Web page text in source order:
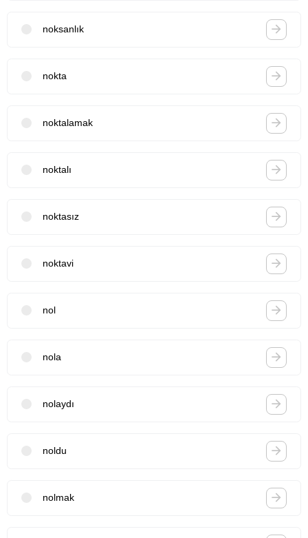
noksanlık
nokta
noktalamak
noktalı
noktasız
noktavi
nol
nola
nolaydı
noldu
nolmak